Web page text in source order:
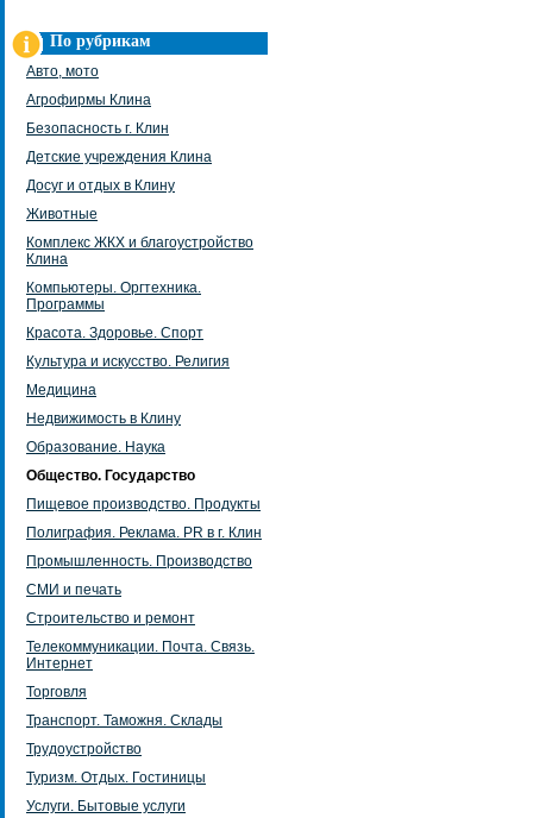
По рубрикам
Авто, мото
Агрофирмы Клина
Безопасность г. Клин
Детские учреждения Клина
Досуг и отдых в Клину
Животные
Комплекс ЖКХ и благоустройство
Клина
Компьютеры. Оргтехника.
Программы
Красота. Здоровье. Спорт
Культура и искусство. Религия
Медицина
Недвижимость в Клину
Образование. Наука
Общество. Государство
Пищевое производство. Продукты
Полиграфия. Реклама. PR в г. Клин
Промышленность. Производство
СМИ и печать
Строительство и ремонт
Телекоммуникации. Почта. Связь.
Интернет
Торговля
Транспорт. Таможня. Склады
Трудоустройство
Туризм. Отдых. Гостиницы
Услуги. Бытовые услуги